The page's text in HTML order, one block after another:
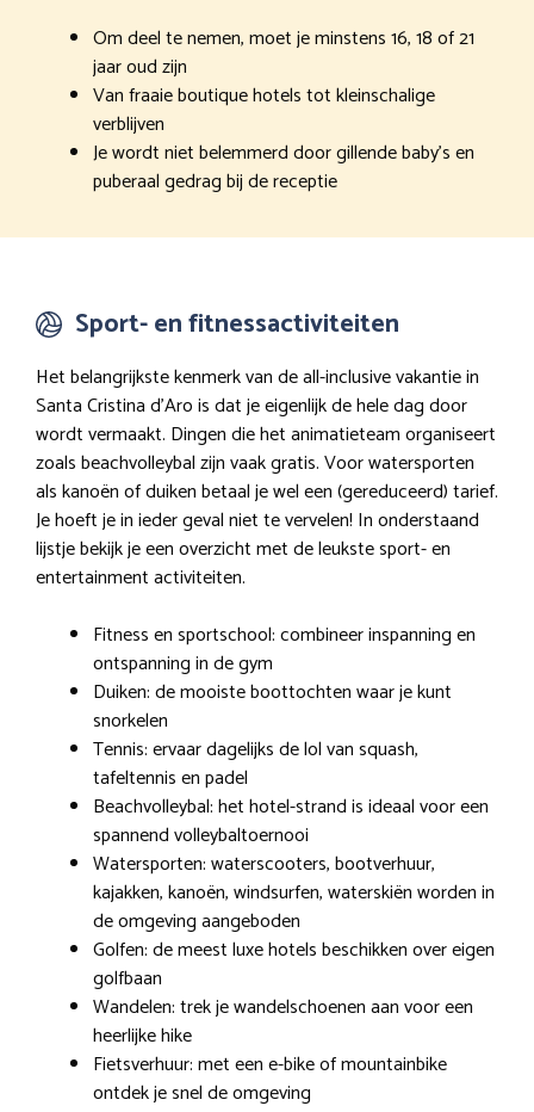
Om deel te nemen, moet je minstens 16, 18 of 21
jaar oud zijn
Van fraaie boutique hotels tot kleinschalige
verblijven
Je wordt niet belemmerd door gillende baby’s en
puberaal gedrag bij de receptie
Sport- en fitnessactiviteiten
Het belangrijkste kenmerk van de all-inclusive vakantie in
Santa Cristina d’Aro is dat je eigenlijk de hele dag door
wordt vermaakt. Dingen die het animatieteam organiseert
zoals beachvolleybal zijn vaak gratis. Voor watersporten
als kanoën of duiken betaal je wel een (gereduceerd) tarief.
Je hoeft je in ieder geval niet te vervelen! In onderstaand
lijstje bekijk je een overzicht met de leukste sport- en
entertainment activiteiten.
Fitness en sportschool: combineer inspanning en
ontspanning in de gym
Duiken: de mooiste boottochten waar je kunt
snorkelen
Tennis: ervaar dagelijks de lol van squash,
tafeltennis en padel
Beachvolleybal: het hotel-strand is ideaal voor een
spannend volleybaltoernooi
Watersporten: waterscooters, bootverhuur,
kajakken, kanoën, windsurfen, waterskiën worden in
de omgeving aangeboden
Golfen: de meest luxe hotels beschikken over eigen
golfbaan
Wandelen: trek je wandelschoenen aan voor een
heerlijke hike
Fietsverhuur: met een e-bike of mountainbike
ontdek je snel de omgeving